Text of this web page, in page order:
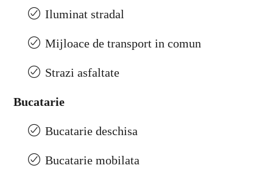
Iluminat stradal
Mijloace de transport in comun
Strazi asfaltate
Bucatarie
Bucatarie deschisa
Bucatarie mobilata